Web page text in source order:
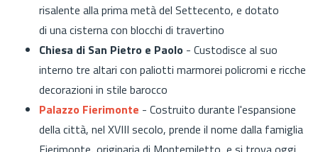
risalente alla prima metà del Settecento, e dotato
di una cisterna con blocchi di travertino
Chiesa di San Pietro e Paolo - Custodisce al suo
interno tre altari con paliotti marmorei policromi e ricche
decorazioni in stile barocco
Palazzo Fierimonte - Costruito durante l'espansione
della città, nel XVIII secolo, prende il nome dalla famiglia